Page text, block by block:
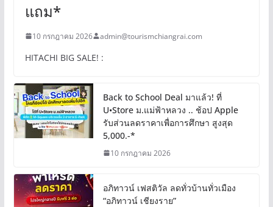
แถม*
10 กรกฎาคม 2026 admin@tourismchiangrai.com
HITACHI BIG SALE! :
Back to School Deal มาแล้ว! ที่
U•Store ม.แม่ฟ้าหลวง .. ช้อป Apple
รับส่วนลดราคาเพื่อการศึกษา สูงสุด
5,000.-*
10 กรกฎาคม 2026
อภิทาวน์ เฟสติวัล ลดทั่วบ้านทั่วเมือง
“อภิทาวน์ เชียงราย”